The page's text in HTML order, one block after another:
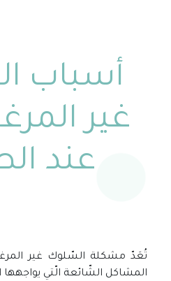
أسباب
غير
عند
تُعَدّ مشكلة السّلوك غير
المشاكل الشّائعة الّتي يواجهها